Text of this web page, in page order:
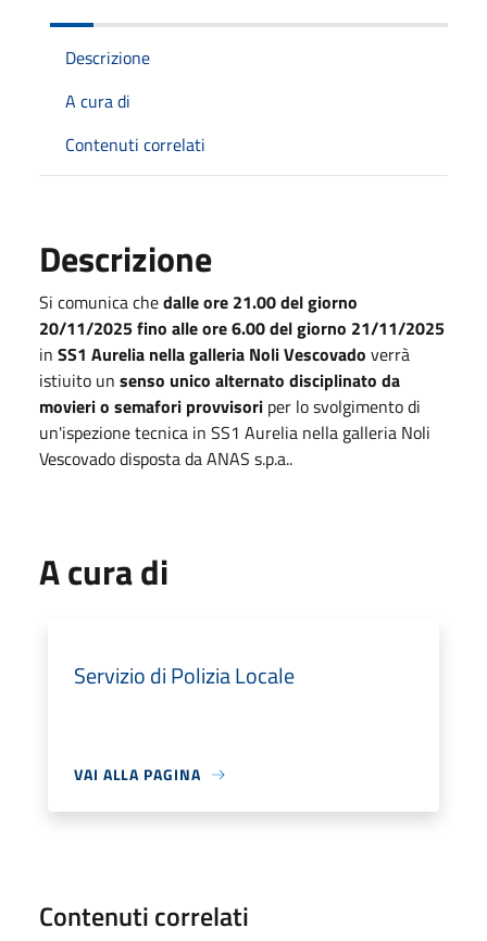
Descrizione
A cura di
Contenuti correlati
Descrizione
Si comunica chedalle ore 21.00 del giorno
20/11/2025 fino alle ore 6.00 del giorno 21/11/2025
in SS1 Aurelia nella galleria Noli Vescovado verrà
istiuito un senso unico alternato disciplinato da
movieri o semafori provvisori per lo svolgimento di
un'ispezione tecnica in SS1 Aurelia nella galleria Noli
Vescovado disposta da ANAS s.p.a..
A cura di
Servizio di Polizia Locale
VAI ALLA PAGINA
Contenuti correlati